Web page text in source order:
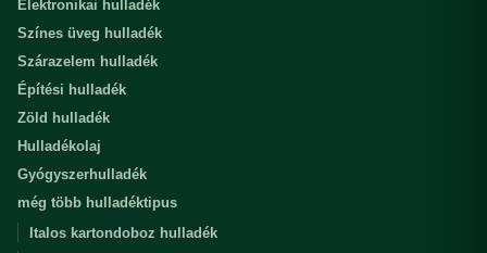
Elektronikai hulladék
Színes üveg hulladék
Szárazelem hulladék
Építési hulladék
Zöld hulladék
Hulladékolaj
Gyógyszerhulladék
még több hulladéktipus
Italos kartondoboz hulladék